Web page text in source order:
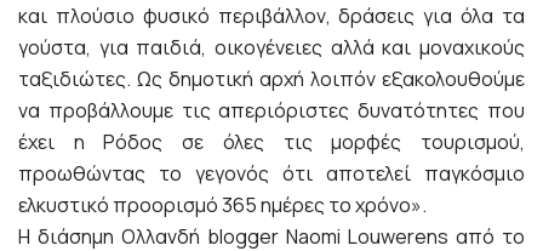
και πλούσιο φυσικό περιβάλλον, δράσεις για όλα τα
γούστα, για παιδιά, οικογένειες αλλά και μοναχικούς
ταξιδιώτες. Ως δημοτική αρχή λοιπόν εξακολουθούμε
να προβάλλουμε τις απεριόριστες δυνατότητες που
έχει η Ρόδος σε όλες τις μορφές τουρισμού,
προωθώντας το γεγονός ότι αποτελεί παγκόσμιο
ελκυστικό προορισμό 365 ημέρες το χρόνο».
Η διάσημη Ολλανδή blogger Naomi Louwerens από το